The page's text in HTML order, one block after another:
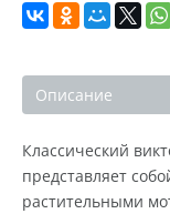
Описание
Классический
представляет
растительными